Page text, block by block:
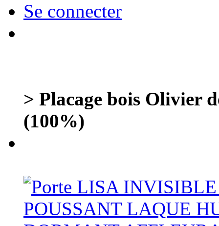
Se connecter
> Placage bois Olivier
(100%)